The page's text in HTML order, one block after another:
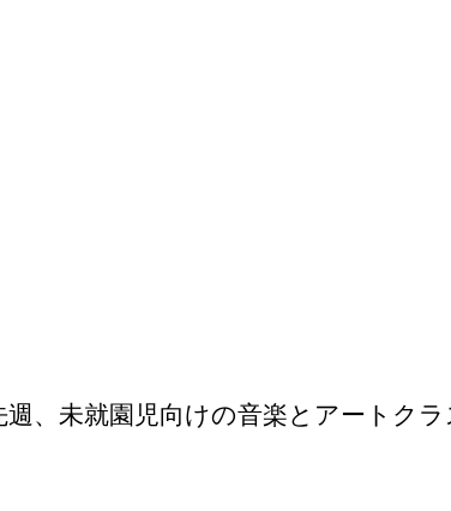
週、未就園児向けの音楽とアートクラ